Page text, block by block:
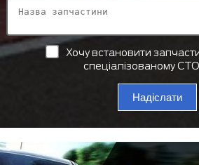
Хочу встановити
спеціалізованому
Надіслати